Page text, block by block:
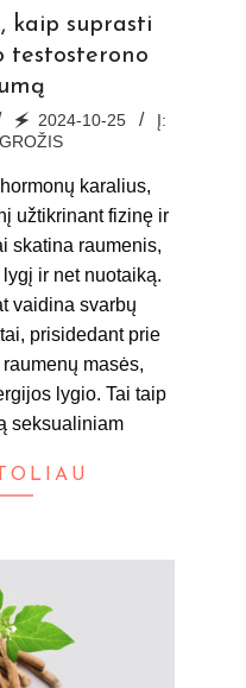
kaip suprasti
testosterono
🗲 2024-10-25
Į:
karalius,
užtikrinant fizinę ir
skatina raumenis,
ir net nuotaiką.
vaidina svarbų
prisidedant prie
masės,
lygio. Tai taip
seksualiniam